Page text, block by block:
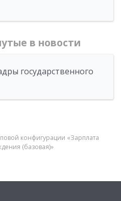
в новости
государственного
конфигурации «Зарплата
(базовая)»